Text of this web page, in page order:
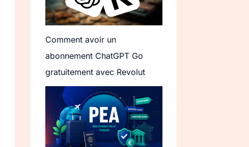
Comment avoir un
abonnement ChatGPT Go
gratuitement avec Revolut